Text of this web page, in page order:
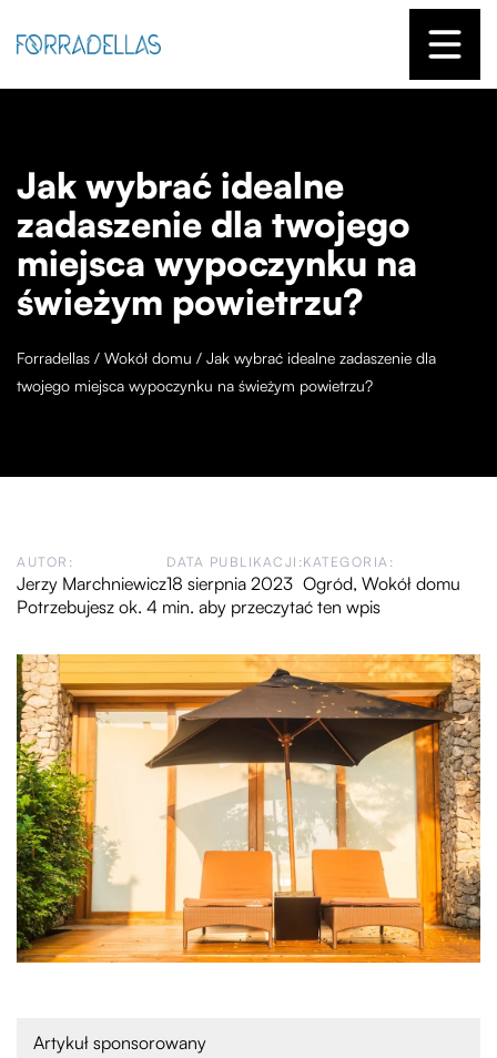
Jak wybrać idealne
zadaszenie dla twojego
miejsca wypoczynku na
świeżym powietrzu?
Forradellas / Wokół domu / Jak wybrać idealne zadaszenie dla
twojego miejsca wypoczynku na świeżym powietrzu?
AUTOR:
Jerzy Marchniewicz
DATA PUBLIKACJI:
18 sierpnia 2023
KATEGORIA:
Ogród, Wokół domu
Potrzebujesz ok. 4 min. aby przeczytać ten wpis
Artykuł sponsorowany